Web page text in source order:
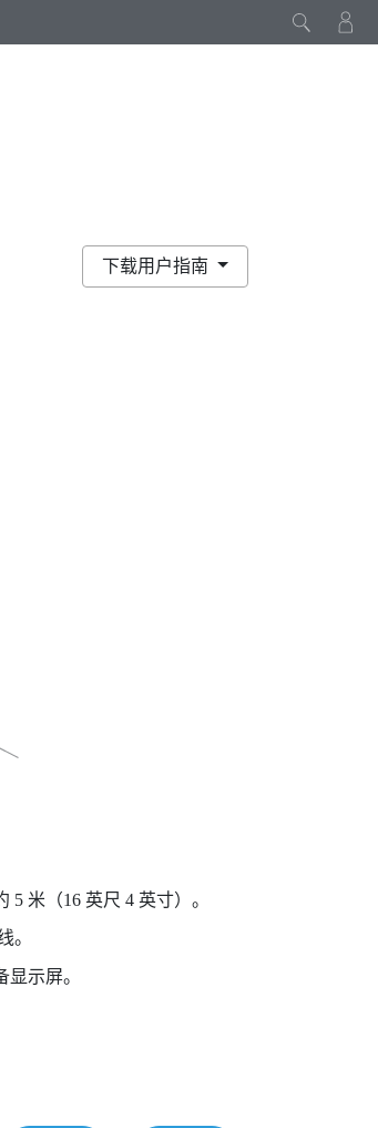
下载用户指南
米（16 英尺 4 英寸）。
。
示屏。